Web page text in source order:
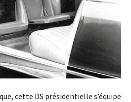
cette DS présidentielle s’équipe